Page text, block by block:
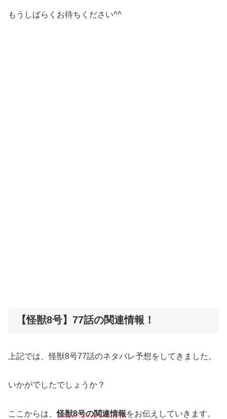
もうしばらくお待ちください^^
【怪獣8号】77話の関連情報！
上記では、怪獣8号77話のネタバレ予想をしてきました。
いかがでしたでしょうか？
ここからは、怪獣8号の関連情報をお伝えしていきます。